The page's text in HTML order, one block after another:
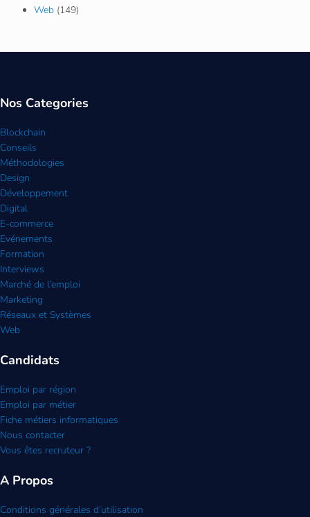
Web (149)
Nos Categories
Blockchain
Conseils
Méthodologies
Design
Développement
Digital
E-commerce
Evénements
Formation
Interviews
Marché de l’emploi
Marketing
Réseaux et Systèmes
Web
Candidats
Emploi par région
Emploi par métier
Fiche métiers informatiques
Nous contacter
Vous êtes recruteur ?
A Propos
Conditions générales d’utilisation